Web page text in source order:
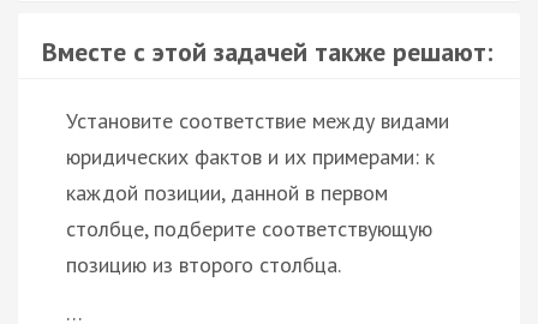
Вместе с этой задачей также решают:
Установите соответствие между видами
юридических фактов и их примерами: к
каждой позиции, данной в первом
столбце, подберите соответствующую
позицию из второго столбца.
…